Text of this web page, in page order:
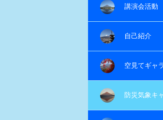
講演会活動
自己紹介
空見てギャ
防災気象キ